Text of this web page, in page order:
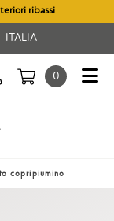
ribassi
ITALIA
0
copripiumino